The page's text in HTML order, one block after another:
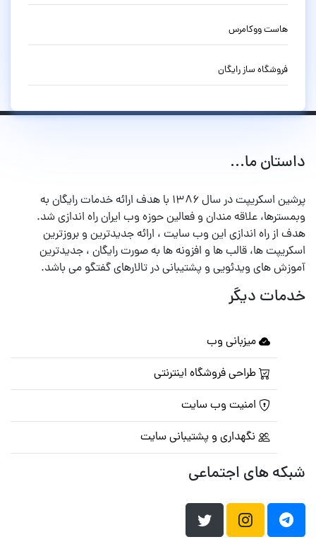
هاست ووکامرس
فروشگاه ساز رایگان
داستان ما...
پرشین اسکریپت در سال ۱۳۸۶ با هدف ارائه خدمات رایگان به
وبمسترها، علاقه مندان و فعالین حوزه وب ایران راه اندازی شد.
هدف از راه اندازی این وب سایت ، ارائه جدیدترین و بروزترین
اسکریپت ها، قالب ها و افزونه ها به صورت رایگان ، جدیدترین
آموزش های ویدئویی و پشتیبانی در تالارهای گفتگو می باشد.
خدمات دیگر
میزبانی وب
طراحی فروشگاه اینترنتی
امنیت وب سایت
نگهداری و پشتیبانی سایت
شبکه های اجتماعی